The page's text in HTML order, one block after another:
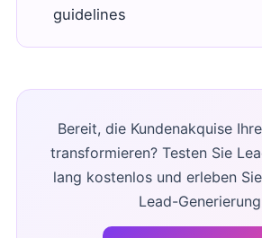
guidelines
Bereit, die Kundenakquise
transformieren? Testen Sie
lang kostenlos und erleben
Lead-